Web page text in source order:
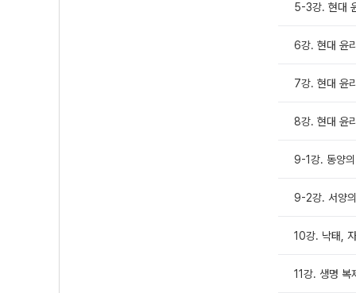
5-3강. 현대
6강. 현대 윤
7강. 현대 윤
8강. 현대 윤
9-1강. 동양
9-2강. 서양
10강. 낙태,
11강. 생명 복